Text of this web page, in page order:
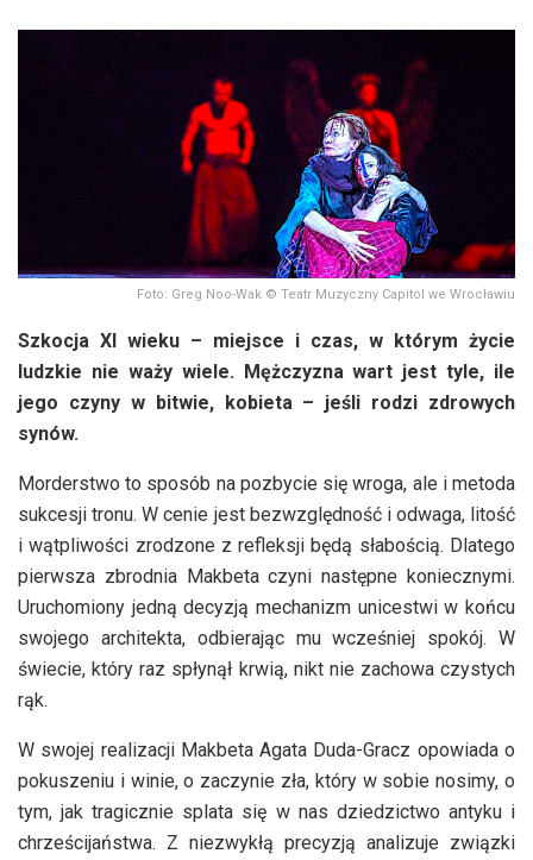
Foto: Greg Noo-Wak © Teatr Muzyczny Capitol we Wrocławiu
Szkocja XI wieku – miejsce i czas, w którym życie
ludzkie nie waży wiele. Mężczyzna wart jest tyle, ile
jego czyny w bitwie, kobieta – jeśli rodzi zdrowych
synów.
Morderstwo to sposób na pozbycie się wroga, ale i metoda
sukcesji tronu. W cenie jest bezwzględność i odwaga, litość
i wątpliwości zrodzone z refleksji będą słabością. Dlatego
pierwsza zbrodnia Makbeta czyni następne koniecznymi.
Uruchomiony jedną decyzją mechanizm unicestwi w końcu
swojego architekta, odbierając mu wcześniej spokój. W
świecie, który raz spłynął krwią, nikt nie zachowa czystych
rąk.
W swojej realizacji Makbeta Agata Duda-Gracz opowiada o
pokuszeniu i winie, o zaczynie zła, który w sobie nosimy, o
tym, jak tragicznie splata się w nas dziedzictwo antyku i
chrześcijaństwa. Z niezwykłą precyzją analizuje związki